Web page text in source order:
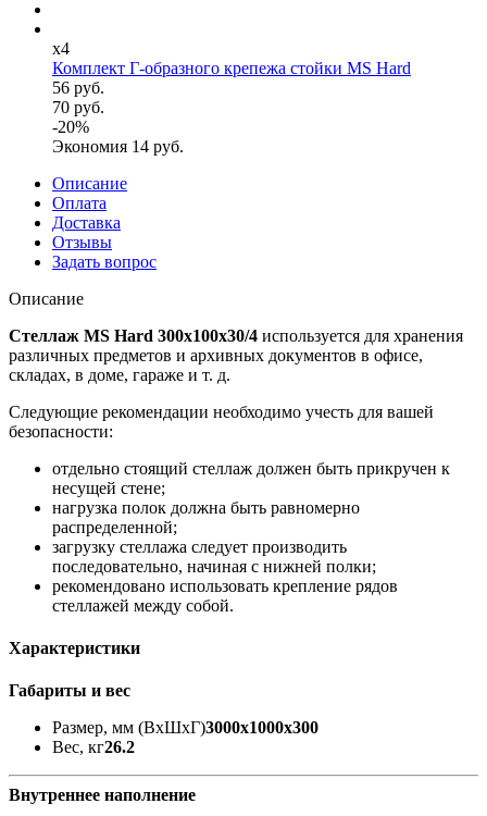
x4
Комплект Г-образного крепежа стойки MS Hard
56 руб.
70 руб.
-20%
Экономия 14 руб.
Описание
Оплата
Доставка
Отзывы
Задать вопрос
Описание
Стеллаж MS Hard 300x100x30/4 используется для хранения
различных предметов и архивных документов в офисе,
складах, в доме, гараже и т. д.
Следующие рекомендации необходимо учесть для вашей
безопасности:
отдельно стоящий стеллаж должен быть прикручен к
несущей стене;
нагрузка полок должна быть равномерно
распределенной;
загрузку стеллажа следует производить
последовательно, начиная с нижней полки;
рекомендовано использовать крепление рядов
стеллажей между собой.
Характеристики
Габариты и вес
Размер, мм (ВхШхГ)3000x1000x300
Вес, кг26.2
Внутреннее наполнение